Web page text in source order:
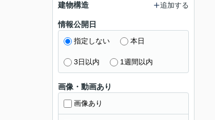
建物構造 追加する
情報公開日
指定しない 本日
3日以内 1週間以内
画像・動画あり
画像あり